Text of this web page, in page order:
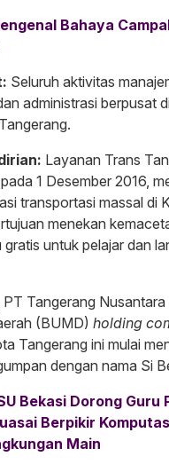
Bahaya
Seluruh aktivitas
administrasi berpusat
Layanan Trans
1 Desember 2016,
transportasi massal di
menekan
untuk pelajar dan
PT Tangerang
(BUMD) holding
Tangerang ini mulai
dengan nama Si
Bekasi Dorong Guru
Berpikir
Main